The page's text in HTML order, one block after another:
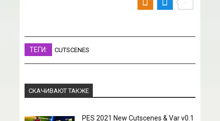
ТЕГИ: CUTSCENES
СКАЧИВАЮТ ТАКЖЕ
PES 2021 New Cutscenes & Var v0.1